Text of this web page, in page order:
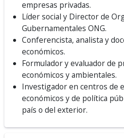
empresas privadas.
Líder social y Director de
Gubernamentales ONG.
Conferencista, analista y
económicos.
Formulador y evaluador de
económicos y ambientales.
Investigador en centros de
económicos y de política
país o del exterior.